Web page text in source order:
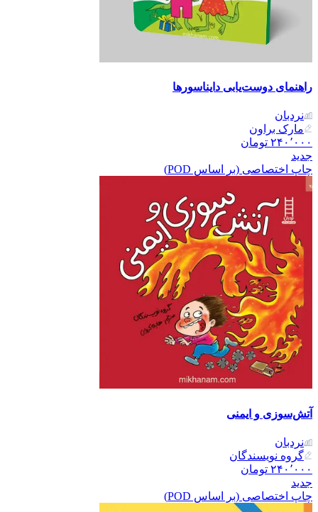
راهنمای دوست‌یابی دایناسورها
نردبان
مارک براون
۲۴۰٬۰۰۰ تومان
جدید
چاپ اختصاصی (بر اساس POD)
آتش‌سوزی و ایمنی
نردبان
گروه نویسندگان
۲۴۰٬۰۰۰ تومان
جدید
چاپ اختصاصی (بر اساس POD)